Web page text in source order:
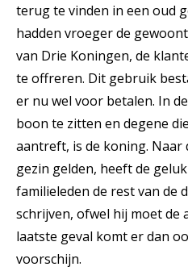
terug te vinden in een oud
hadden vroeger de
van Drie Koningen, de
te offreren. Dit gebruik
er nu wel voor betalen. In
boon te zitten en degene
aantreft, is de koning. Naar
gezin gelden, heeft de
familieleden de rest van de
schrijven, ofwel hij moet de
laatste geval komt er dan
voorschijn.